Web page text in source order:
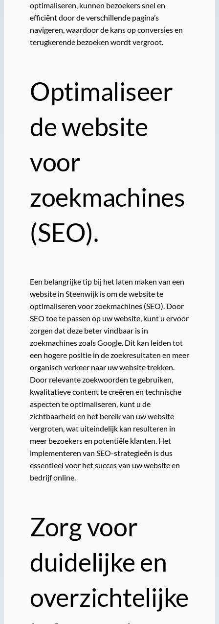
optimaliseren, kunnen bezoekers snel en
efficiënt door de verschillende pagina’s
navigeren, waardoor de kans op conversies en
terugkerende bezoeken wordt vergroot.
Optimaliseer
de website
voor
zoekmachines
(SEO).
Een belangrijke tip bij het laten maken van een
website in Steenwijk is om de website te
optimaliseren voor zoekmachines (SEO). Door
SEO toe te passen op uw website, kunt u ervoor
zorgen dat deze beter vindbaar is in
zoekmachines zoals Google. Dit kan leiden tot
een hogere positie in de zoekresultaten en meer
organisch verkeer naar uw website trekken.
Door relevante zoekwoorden te gebruiken,
kwalitatieve content te creëren en technische
aspecten te optimaliseren, kunt u de
zichtbaarheid en het bereik van uw website
vergroten, wat uiteindelijk kan resulteren in
meer bezoekers en potentiële klanten. Het
implementeren van SEO-strategieën is dus
essentieel voor het succes van uw website en
bedrijf online.
Zorg voor
duidelijke en
overzichtelijke